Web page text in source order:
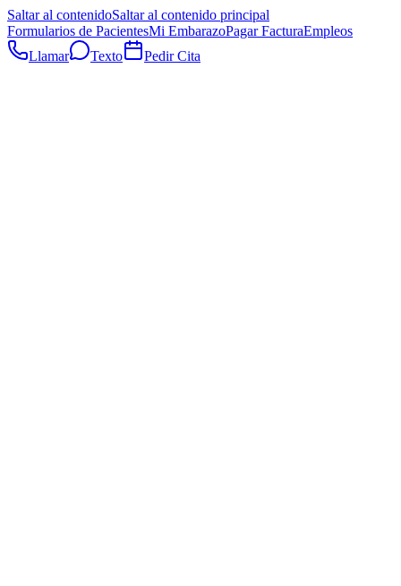
Saltar al contenidoSaltar al contenido principal
Formularios de PacientesMi EmbarazoPagar FacturaEmpleos
Llamar
Texto Pedir Cita